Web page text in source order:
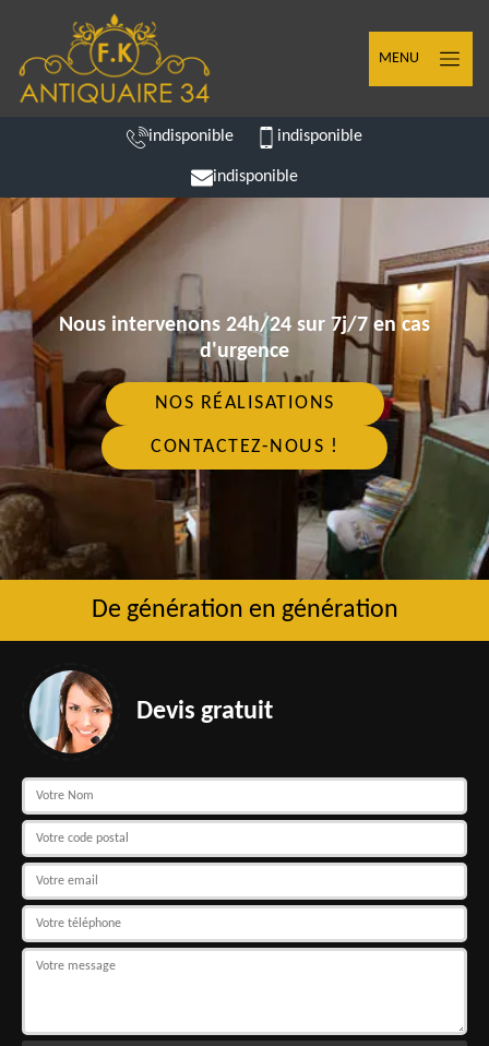
MENU
indisponible indisponible
indisponible
Nous intervenons 24h/24 sur 7j/7 en cas
d'urgence
NOS RÉALISATIONS
CONTACTEZ-NOUS !
De génération en génération
Devis gratuit